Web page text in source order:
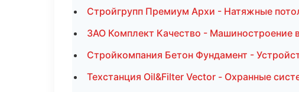
Стройгрупп Премиум Архи - Натяжные
ЗАО Комплект Качество - Машиностроение
Стройкомпания Бетон Фундамент -
Техстанция Oil&Filter Vector - Охранные